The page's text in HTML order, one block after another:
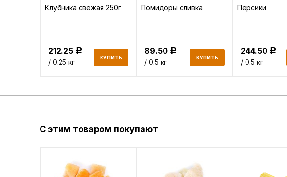
Клубника свежая 250г
212.25 Р
/ 0.25 кг
КУПИТЬ
Помидоры сливка
89.50 Р
/ 0.5 кг
КУПИТЬ
Персики
244.50 Р
/ 0.5 кг
С этим товаром покупают